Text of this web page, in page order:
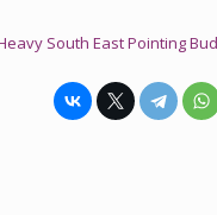
South East Pointing Bud